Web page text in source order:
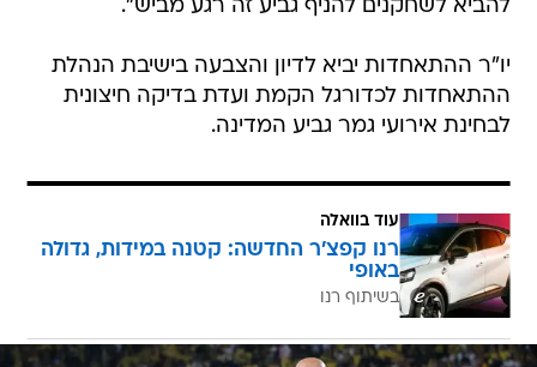
להביא לשחקנים להניף גביע זה רגע מביש".
יו"ר ההתאחדות יביא לדיון והצבעה בישיבת הנהלת
ההתאחדות לכדורגל הקמת ועדת בדיקה חיצונית
לבחינת אירועי גמר גביע המדינה.
עוד בוואלה
רנו קפצ'ר החדשה: קטנה במידות, גדולה
באופי
בשיתוף רנו